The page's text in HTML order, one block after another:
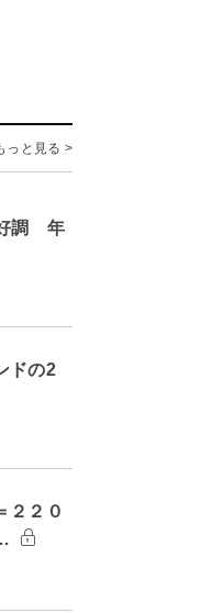
っと見る >
好調 年
ドの2
２２０